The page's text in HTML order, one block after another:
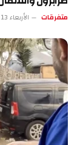
متفرقات الأربعاء 13 مايو 4:17 م